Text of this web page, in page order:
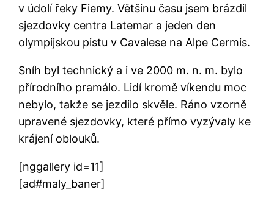
v údolí řeky Fiemy. Většinu času jsem brázdil
sjezdovky centra Latemar a jeden den
olympijskou pistu v Cavalese na Alpe Cermis.
Sníh byl technický a i ve 2000 m. n. m. bylo
přírodního pramálo. Lidí kromě víkendu moc
nebylo, takže se jezdilo skvěle. Ráno vzorně
upravené sjezdovky, které přímo vyzývaly ke
krájení oblouků.
[nggallery id=11]
[ad#maly_baner]